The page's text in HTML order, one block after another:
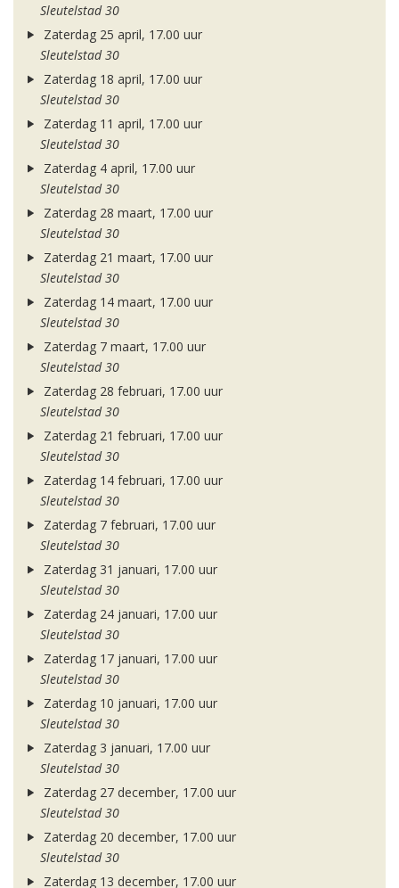
Sleutelstad 30
Zaterdag 25 april, 17.00 uur
Sleutelstad 30
Zaterdag 18 april, 17.00 uur
Sleutelstad 30
Zaterdag 11 april, 17.00 uur
Sleutelstad 30
Zaterdag 4 april, 17.00 uur
Sleutelstad 30
Zaterdag 28 maart, 17.00 uur
Sleutelstad 30
Zaterdag 21 maart, 17.00 uur
Sleutelstad 30
Zaterdag 14 maart, 17.00 uur
Sleutelstad 30
Zaterdag 7 maart, 17.00 uur
Sleutelstad 30
Zaterdag 28 februari, 17.00 uur
Sleutelstad 30
Zaterdag 21 februari, 17.00 uur
Sleutelstad 30
Zaterdag 14 februari, 17.00 uur
Sleutelstad 30
Zaterdag 7 februari, 17.00 uur
Sleutelstad 30
Zaterdag 31 januari, 17.00 uur
Sleutelstad 30
Zaterdag 24 januari, 17.00 uur
Sleutelstad 30
Zaterdag 17 januari, 17.00 uur
Sleutelstad 30
Zaterdag 10 januari, 17.00 uur
Sleutelstad 30
Zaterdag 3 januari, 17.00 uur
Sleutelstad 30
Zaterdag 27 december, 17.00 uur
Sleutelstad 30
Zaterdag 20 december, 17.00 uur
Sleutelstad 30
Zaterdag 13 december, 17.00 uur